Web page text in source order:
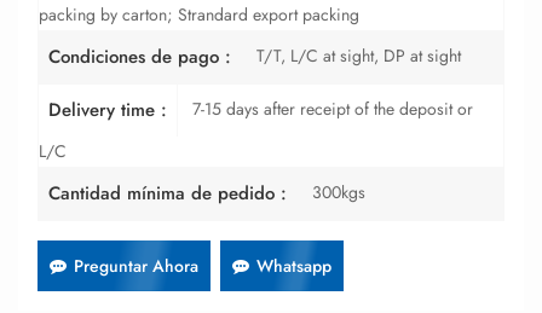
packing by carton; Strandard export packing
Condiciones de pago : T/T, L/C at sight, DP at sight
Delivery time :
7-15 days after receipt of the deposit or
L/C
Cantidad mínima de pedido : 300kgs
Preguntar Ahora Whatsapp